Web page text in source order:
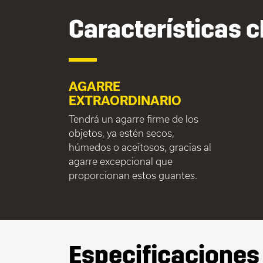
Características
AGARRE
EXTRAORDINARIO
Tendrá un agarre firme de los
objetos, ya estén secos,
húmedos o aceitosos, gracias al
agarre excepcional que
proporcionan estos guantes.
Especificaciones